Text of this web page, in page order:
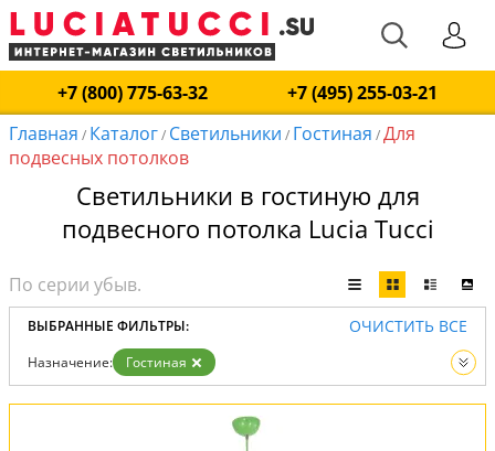
+7 (800) 775-63-32
+7 (495) 255-03-21
Главная / Каталог/ Светильники / Гостиная /Для
подвесных потолков
Светильники в гостиную для
подвесного потолка Lucia Tucci
ВЫБРАННЫЕ ФИЛЬТРЫ: ОЧИСТИТЬ ВСЕ
Назначение:
Гостиная
Теги:
Для подвесных потолков Вид: Светильники